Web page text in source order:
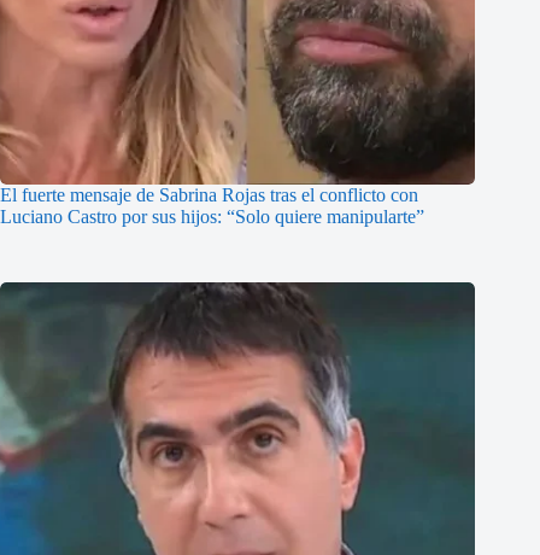
El fuerte mensaje de Sabrina Rojas tras el conflicto con
Luciano Castro por sus hijos: “Solo quiere manipularte”